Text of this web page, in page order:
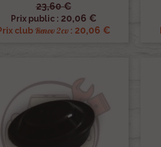
23,60 €
Prix public : 20,06 €
club Renov 2cv: 20,06 €
 Aperçu rapide